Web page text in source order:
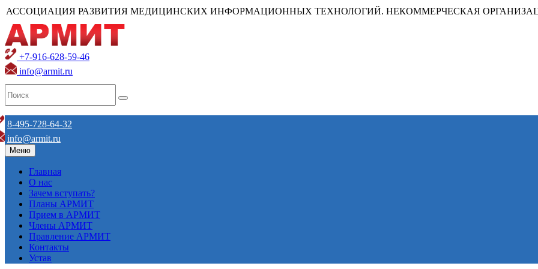
АССОЦИАЦИЯ РАЗВИТИЯ МЕДИЦИНСКИХ ИНФОРМАЦИОННЫХ ТЕХНОЛОГИЙ. НЕКОММЕРЧЕСКАЯ
+7-916-628-59-46
info@armit.ru
8-495-728-64-32
info@armit.ru
Меню
Главная
О нас
Зачем вступать?
Планы АРМИТ
Прием в АРМИТ
Члены АРМИТ
Правление АРМИТ
Контакты
Устав